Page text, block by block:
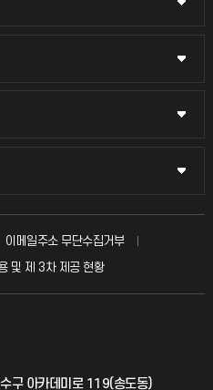
이메일주소 무단수집거부
및 제 3차 제공 현황
구 아카데미로 119(송도동)